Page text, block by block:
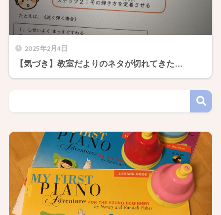
2025年2月4日
【気づき】教室だよりのネタが切れてきた…